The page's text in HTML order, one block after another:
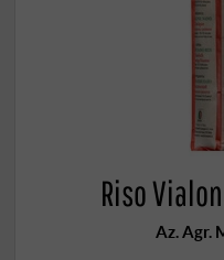
Riso
Az. Agr.